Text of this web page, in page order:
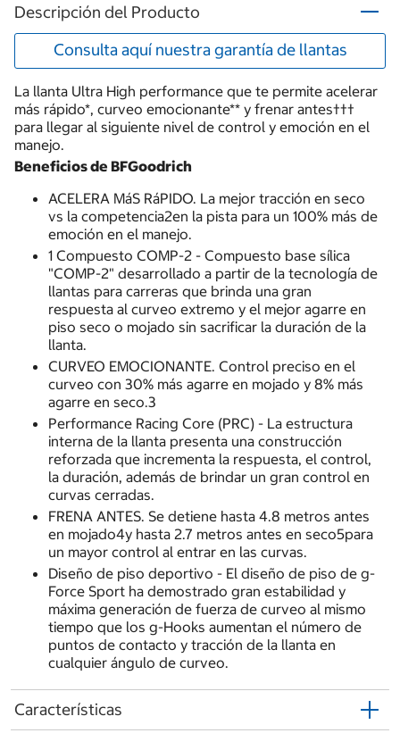
Descripción del Producto
Consulta aquí nuestra garantía de llantas
La llanta Ultra High performance que te permite acelerar
más rápido*, curveo emocionante** y frenar antes†††
para llegar al siguiente nivel de control y emoción en el
manejo.
Beneficios de BFGoodrich
ACELERA MáS RáPIDO. La mejor tracción en seco
vs la competencia2en la pista para un 100% más de
emoción en el manejo.
1 Compuesto COMP-2 - Compuesto base sílica
"COMP-2" desarrollado a partir de la tecnología de
llantas para carreras que brinda una gran
respuesta al curveo extremo y el mejor agarre en
piso seco o mojado sin sacrificar la duración de la
llanta.
CURVEO EMOCIONANTE. Control preciso en el
curveo con 30% más agarre en mojado y 8% más
agarre en seco.3
Performance Racing Core (PRC) - La estructura
interna de la llanta presenta una construcción
reforzada que incrementa la respuesta, el control,
la duración, además de brindar un gran control en
curvas cerradas.
FRENA ANTES. Se detiene hasta 4.8 metros antes
en mojado4y hasta 2.7 metros antes en seco5para
un mayor control al entrar en las curvas.
Diseño de piso deportivo - El diseño de piso de g-
Force Sport ha demostrado gran estabilidad y
máxima generación de fuerza de curveo al mismo
tiempo que los g-Hooks aumentan el número de
puntos de contacto y tracción de la llanta en
cualquier ángulo de curveo.
Características